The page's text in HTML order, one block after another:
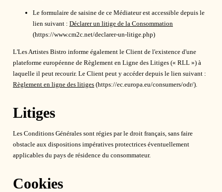
Le formulaire de saisine de ce Médiateur est accessible depuis le
lien suivant : Déclarer un litige de la Consommation
(https://www.cm2c.net/declarer-un-litige.php)
L'Les Artistes Bistro informe également le Client de l'existence d'une
plateforme européenne de Règlement en Ligne des Litiges (« RLL ») à
laquelle il peut recourir. Le Client peut y accéder depuis le lien suivant :
Règlement en ligne des litiges (https://ec.europa.eu/consumers/odr/).
Litiges
Les Conditions Générales sont régies par le droit français, sans faire
obstacle aux dispositions impératives protectrices éventuellement
applicables du pays de résidence du consommateur.
Cookies